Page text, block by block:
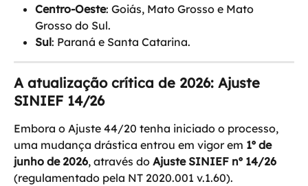
Centro-Oeste: Goiás, Mato Grosso e Mato
Grosso do Sul.
Sul: Paraná e Santa Catarina.
A atualização crítica de 2026: Ajuste
SINIEF 14/26
Embora o Ajuste 44/20 tenha iniciado o processo,
uma mudança drástica entrou em vigor em 1º de
junho de 2026, através do Ajuste SINIEF nº 14/26
(regulamentado pela NT 2020.001 v.1.60).